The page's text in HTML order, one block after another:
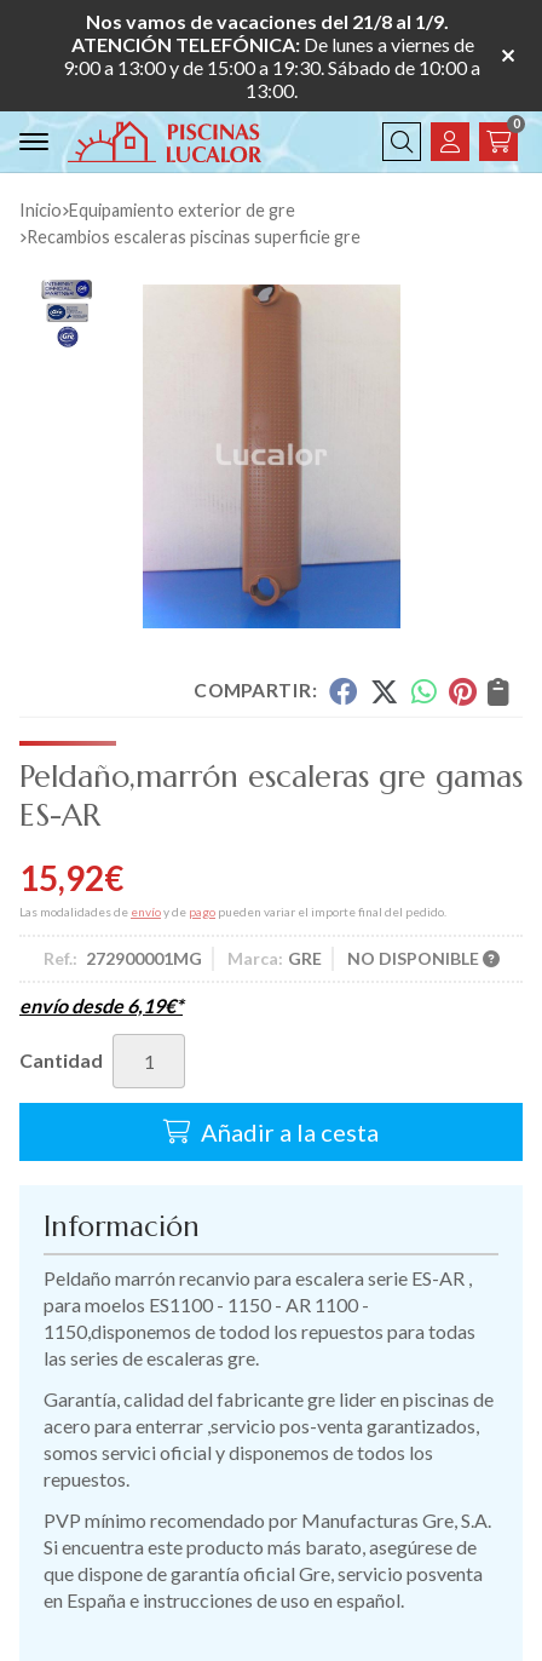
Nos vamos de vacaciones del 21/8 al 1/9.
ATENCIÓN TELEFÓNICA: De lunes a viernes de
9:00 a 13:00 y de 15:00 a 19:30. Sábado de 10:00 a
13:00.
Buscar
0
Inicio
equipamiento exterior de gre
recambios escaleras piscinas superficie gre
COMPARTIR:
Peldaño,marrón escaleras gre gamas
ES-AR
15,92€
Las modalidades de envíoy de pago pueden variar el importe final del pedido.
Ref.: 272900001MG Marca: GRE NO DISPONIBLE
envío desde6,19€*
Cantidad
Añadir a la cesta
Información
Peldaño marrón recanvio para escalera serie ES-AR ,
para moelos ES1100 - 1150 - AR 1100 -
1150,disponemos de todod los repuestos para todas
las series de escaleras gre.
Garantía, calidad del fabricante gre lider en piscinas de
acero para enterrar ,servicio pos-venta garantizados,
somos servici oficial y disponemos de todos los
repuestos.
PVP mínimo recomendado por Manufacturas Gre, S.A.
Si encuentra este producto más barato, asegúrese de
que dispone de garantía oficial Gre, servicio posventa
en España e instrucciones de uso en español.